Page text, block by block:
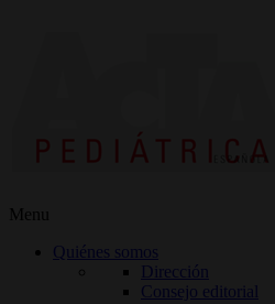
Menu
Quiénes somos
Dirección
Consejo editorial